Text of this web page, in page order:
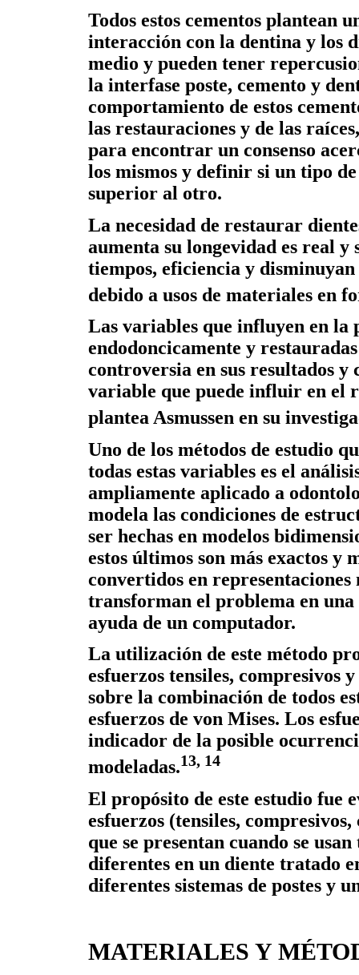
Todos estos cementos plantean
interacción con la dentina y los
medio y pueden tener
la interfase poste, cemento y
comportamiento de estos
las restauraciones y de las
para encontrar un consenso
los mismos y definir si un tipo
superior al otro.
La necesidad de restaurar
aumenta su longevidad es real
tiempos, eficiencia y
debido a usos de materiales en
Las variables que influyen en la
endodoncicamente y
controversia en sus resultados y
variable que puede influir en el
plantea Asmussen en su
Uno de los métodos de estudio
todas estas variables es el
ampliamente aplicado a
modela las condiciones de
ser hechas en modelos
estos últimos son más exactos y
convertidos en
transforman el problema en
ayuda de un computador.
La utilización de este método
esfuerzos tensiles, compresivos
sobre la combinación de todos
esfuerzos de von Mises. Los
indicador de la posible
modeladas.13, 14
El propósito de este estudio fue
esfuerzos (tensiles,
que se presentan cuando se
diferentes en un diente tratado
diferentes sistemas de postes y
MATERIALES Y